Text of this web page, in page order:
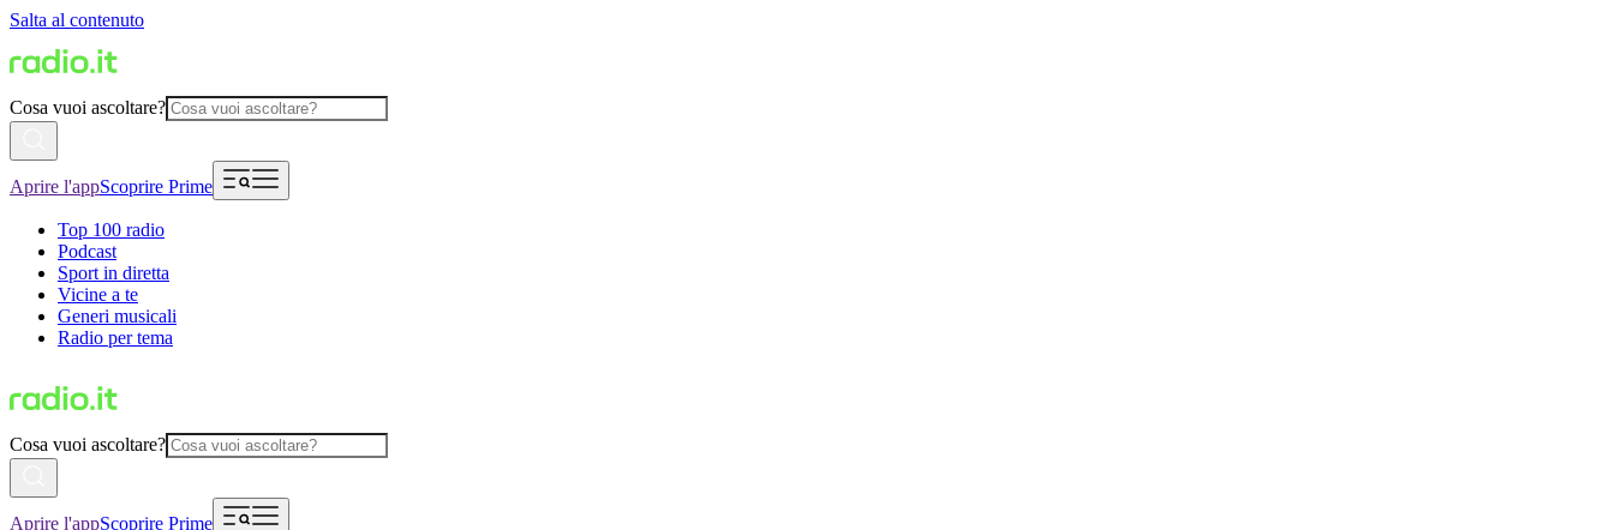
Salta al contenuto
Cosa vuoi ascoltare?
Aprire l'appScoprire Prime
Top 100 radio
Podcast
Sport in diretta
Vicine a te
Generi musicali
Radio per tema
Cosa vuoi ascoltare?
Aprire l'appScoprire Prime